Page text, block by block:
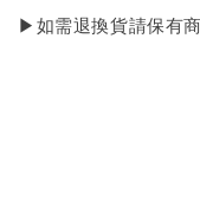
▶如需退換貨請保有